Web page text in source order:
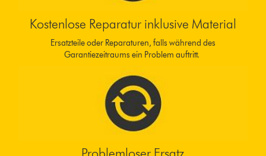
Kostenlose Reparatur inklusive Material
Ersatzteile oder Reparaturen, falls während des
Garantiezeitraums ein Problem auftritt.